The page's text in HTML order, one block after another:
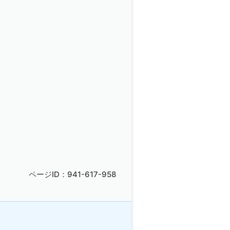
ページID：941-617-958